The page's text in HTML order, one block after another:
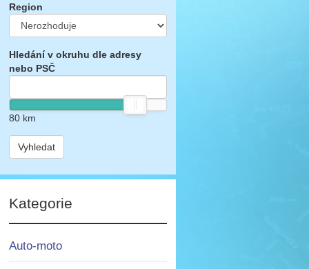
Region
Hledání v okruhu dle adresy
nebo PSČ
80km
Vyhledat
Kategorie
Auto-moto